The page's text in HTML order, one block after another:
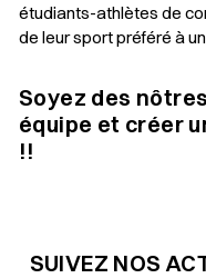
étudiants-athlètes de
de leur sport préféré à
Soyez des
équipe et créer
!!
SUIVEZ NOS